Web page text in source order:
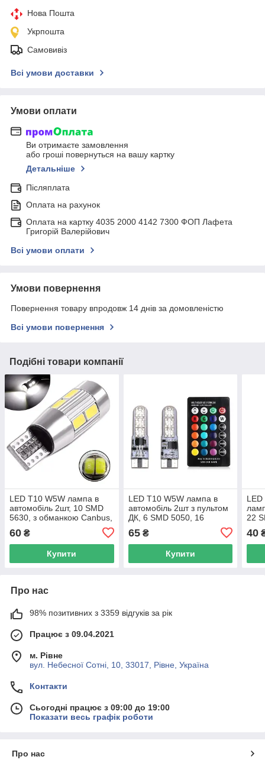
Нова Пошта
Укрпошта
Самовивіз
Всі умови доставки
Умови оплати
Ви отримаєте замовлення
або гроші повернуться на вашу картку
Детальніше
Післяплата
Оплата на рахунок
Оплата на картку 4035 2000 4142 7300 ФОП Лафета
Григорій Валерійович
Всі умови оплати
Умови повернення
Повернення товару впродовж 14 днів за домовленістю
Всі умови повернення
Подібні товари компанії
LED T10 W5W лампа в
автомобіль 2шт, 10 SMD
5630, з обманкою Canbus,
60 ₴
Купити
LED T10 W5W лампа в
автомобіль 2шт з пультом
ДК, 6 SMD 5050, 16
65₴
Купити
LED
22
40
Про нас
98% позитивних з 3359 відгуків за рік
Працює з 09.04.2021
м. Рівне
вул. Небесної Сотні, 10, 33017, Рівне, Україна
Контакти
Сьогодні працює з 09:00 до 19:00
Показати весь графік роботи
Про нас